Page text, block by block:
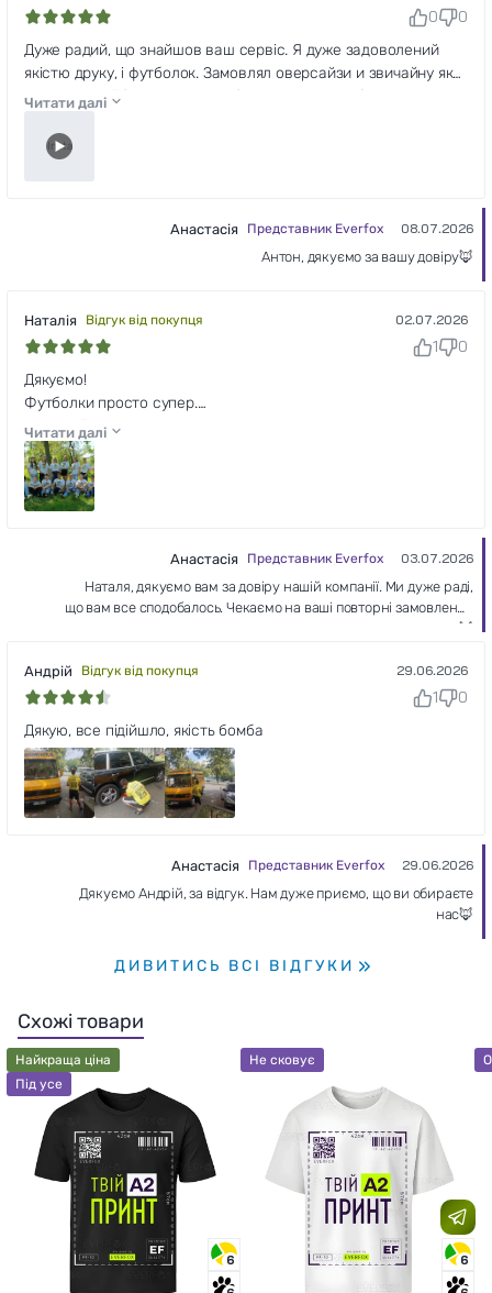
0
0
Дуже радий, що знайшов ваш сервіс. Я дуже задоволений
якістю друку, і футболок. Замовлял оверсайзи и звичайну як
тест, для майбутнього співробітництва. Тепер будемо
Читати далі
Анастасія Представник Everfox 08.07.2026
Антон, дякуємо за вашу довіру🦊
Наталія Відгук від покупця 02.07.2026
1
0
Дякуємо!
Футболки просто супер.
Швидкий друк і доставка.
Гарна пам'ять для випускників.
Читати далі
Анастасія Представник Everfox 03.07.2026
Наталя, дякуємо вам за довіру нашій компанії. Ми дуже раді,
що вам все сподобалось. Чекаємо на ваші повторні замовлення
❤🦊
Андрій Відгук від покупця 29.06.2026
1
0
Дякую, все підійшло, якість бомба
Анастасія Представник Everfox 29.06.2026
Дякуємо Андрій, за відгук. Нам дуже приємо, що ви обираєте
нас🦊
ДИВИТИСЬ ВСІ ВІДГУКИ
Схожі товари
Найкраща ціна
Під усе
Не сковує